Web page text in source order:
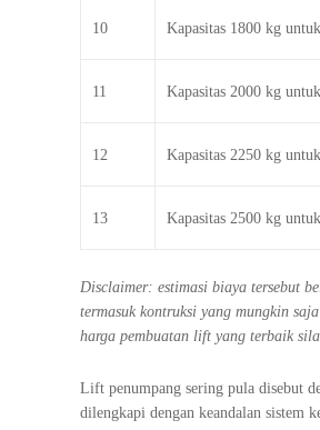
10 Kapasitas 1800 kg
11 Kapasitas 2000 kg
12 Kapasitas 2250 kg
13 Kapasitas 2500 kg
Disclaimer: estimasi biaya tersebut
termasuk kontruksi yang mungkin
harga pembuatan lift yang terbaik
Lift penumpang sering pula disebut
dilengkapi dengan keandalan sistem